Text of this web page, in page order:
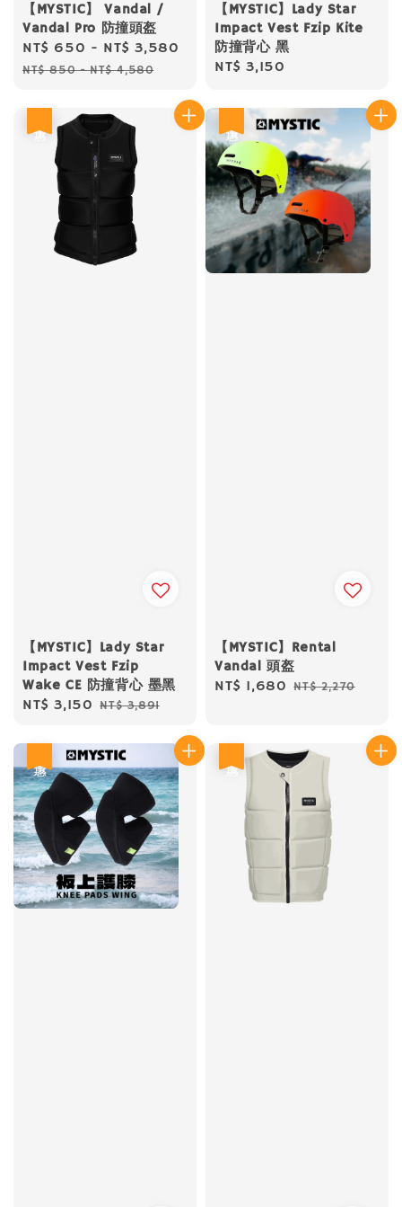
【MYSTIC】 Vandal /
Vandal Pro 防撞頭盔
Sale
price
NT$ 650 - NT$ 3,580
Regular
price
NT$ 850-NT$ 4,580
【MYSTIC】Lady Star
Impact Vest Fzip Kite
防撞背心 黑
Regular
NT$ 3,150
【MYSTIC】Lady Star
Impact Vest Fzip
Wake CE 防撞背心 墨黑
Sale
NT$ 3,150 Regular
NT$ 3,891
【MYSTIC】Rental
Vandal 頭盔
Sale
NT$ 1,680 Regular
NT$ 2,270